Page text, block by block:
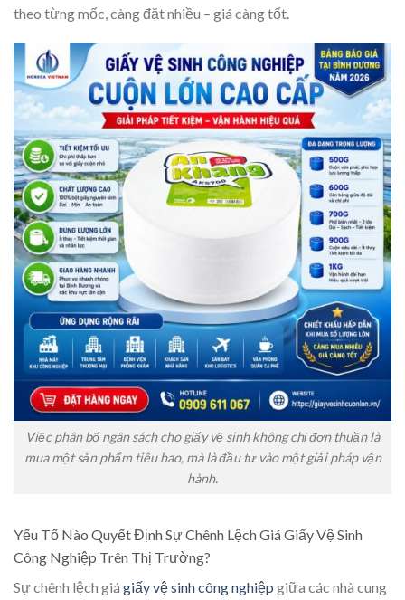
theo từng mốc, càng đặt nhiều – giá càng tốt.
Việc phân bổ ngân sách cho giấy vệ sinh không chỉ đơn thuần là
mua một sản phẩm tiêu hao, mà là đầu tư vào một giải pháp vận
hành.
Yếu Tố Nào Quyết Định Sự Chênh Lệch Giá Giấy Vệ Sinh
Công Nghiệp Trên Thị Trường?
Sự chênh lệch giá giấy vệ sinh công nghiệp giữa các nhà cung